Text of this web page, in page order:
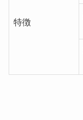
特徴